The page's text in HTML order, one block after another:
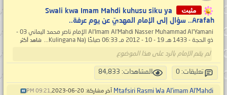
مثبت
Swali kwa Imam Mahdi kuhusu siku ya
Arafah.. سؤال إلى الإمام المهديّ عن يوم عرفة..
Al’Imam Al’Mahdi Nasser Muhammad Al’Yamani الإمام ناصر محمد اليماني 03 -
ذو الحجة - 1433 هـ 19 - 10 - 2012 مـ 06:33 صباحًا (Kulingana Na...
شاهد أكثر
لم يقم الإمام بالرد على هذا الموضوع
تعليقات: 0 المشاهدات: 84,833
Mtafsiri Rasmi Wa Al’imam Al’Mahdi آخر مشاركة: 20-06-2023, 09:21 PM